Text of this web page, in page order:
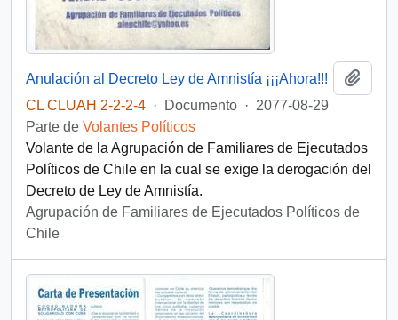
Anulación al Decreto Ley de Amnistía ¡¡¡Ahora!!!
CL CLUAH 2-2-2-4 · Documento · 2077-08-29
Parte de Volantes Políticos
Volante de la Agrupación de Familiares de Ejecutados
Políticos de Chile en la cual se exige la derogación del
Decreto de Ley de Amnistía.
Agrupación de Familiares de Ejecutados Políticos de
Chile